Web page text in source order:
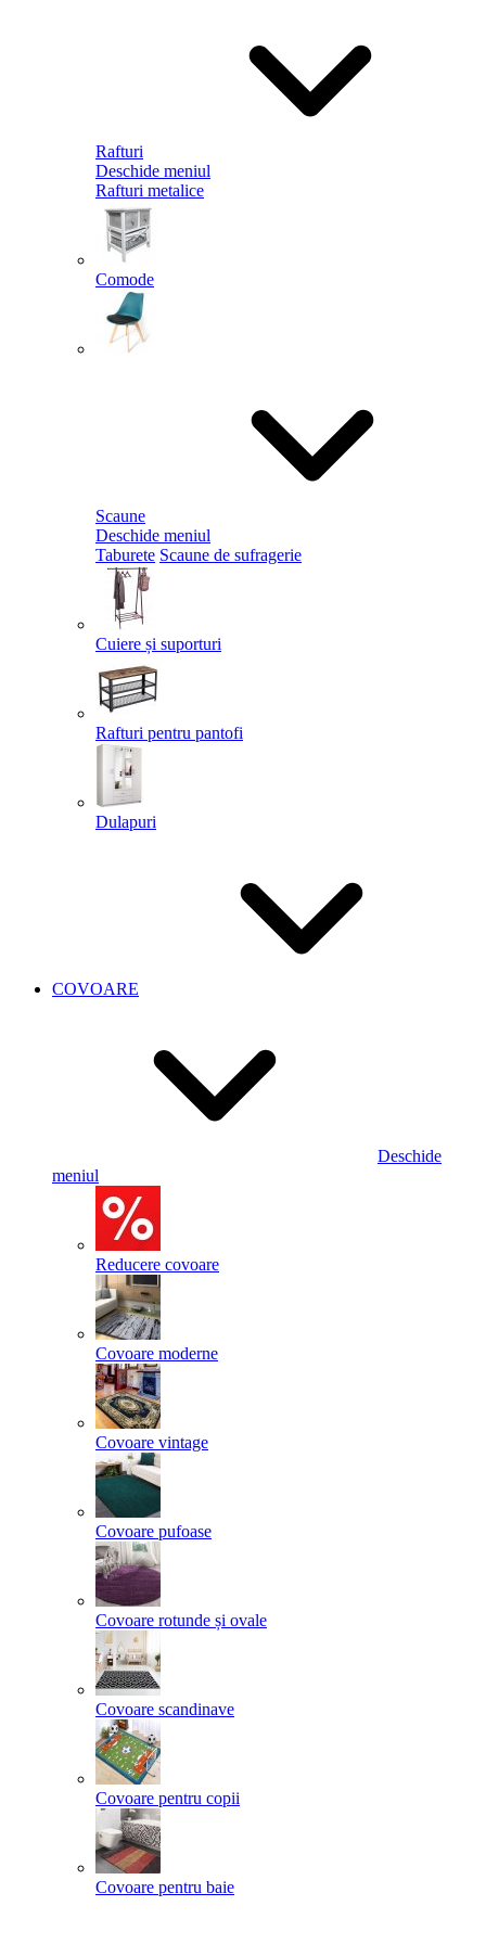
Rafturi
Deschide meniul
Rafturi metalice
Comode
Scaune
Deschide meniul
Taburete Scaune de sufragerie
Cuiere și suporturi
Rafturi pentru pantofi
Dulapuri
COVOARE
Deschide
meniul
Reducere covoare
Covoare moderne
Covoare vintage
Covoare pufoase
Covoare rotunde și ovale
Covoare scandinave
Covoare pentru copii
Covoare pentru baie